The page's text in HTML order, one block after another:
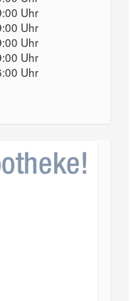
Uhr
Uhr
Uhr
Uhr
Uhr